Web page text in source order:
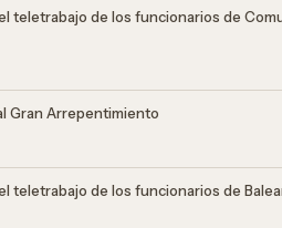
teletrabajo de los funcionarios de
Gran Arrepentimiento
teletrabajo de los funcionarios de